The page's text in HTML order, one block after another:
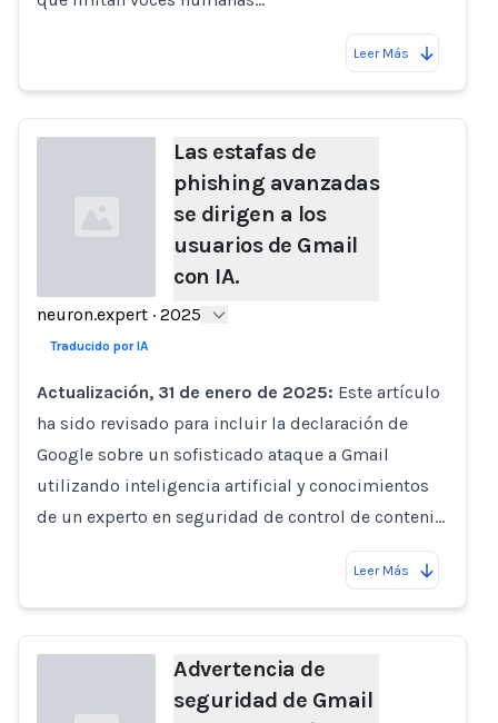
Leer Más
Loading...
Las estafas de
phishing avanzadas
se dirigen a los
usuarios de Gmail
con IA.
neuron.expert · 2025
Traducido por IA
Actualización, 31 de enero de 2025: Este artículo
ha sido revisado para incluir la declaración de
Google sobre un sofisticado ataque a Gmail
utilizando inteligencia artificial y conocimientos
de un experto en seguridad de control de conteni…
Leer Más
Advertencia de
seguridad de Gmail